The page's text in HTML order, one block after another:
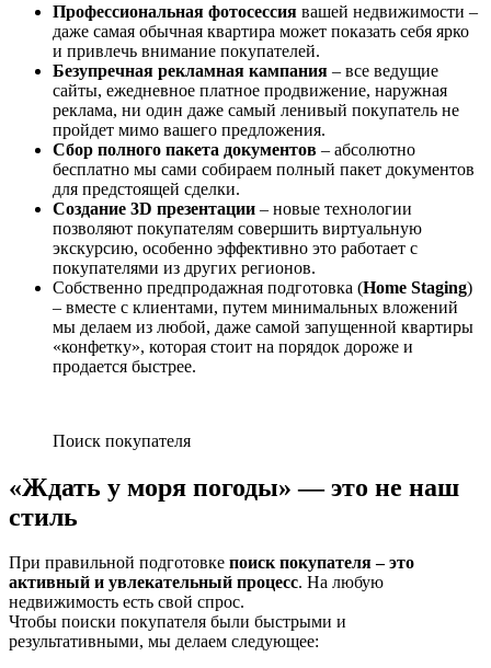
Профессиональная фотосессия вашей недвижимости –
даже самая обычная квартира может показать себя ярко
и привлечь внимание покупателей.
Безупречная рекламная кампания – все ведущие
сайты, ежедневное платное продвижение, наружная
реклама, ни один даже самый ленивый покупатель не
пройдет мимо вашего предложения.
Сбор полного пакета документов – абсолютно
бесплатно мы сами собираем полный пакет документов
для предстоящей сделки.
Создание 3D презентации – новые технологии
позволяют покупателям совершить виртуальную
экскурсию, особенно эффективно это работает с
покупателями из других регионов.
Собственно предпродажная подготовка (Home Staging)
– вместе с клиентами, путем минимальных вложений
мы делаем из любой, даже самой запущенной квартиры
«конфетку», которая стоит на порядок дороже и
продается быстрее.
Поиск покупателя
«Ждать у моря погоды» — это не наш
стиль
При правильной подготовке поиск покупателя – это
активный и увлекательный процесс. На любую
недвижимость есть свой спрос.
Чтобы поиски покупателя были быстрыми и
результативными, мы делаем следующее: